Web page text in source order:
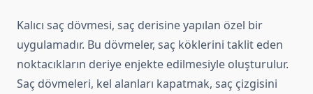
Kalıcı saç dövmesi, saç derisine yapılan özel bir
uygulamadır. Bu dövmeler, saç köklerini taklit eden
noktacıkların deriye enjekte edilmesiyle oluşturulur.
Saç dövmeleri, kel alanları kapatmak, saç çizgisini